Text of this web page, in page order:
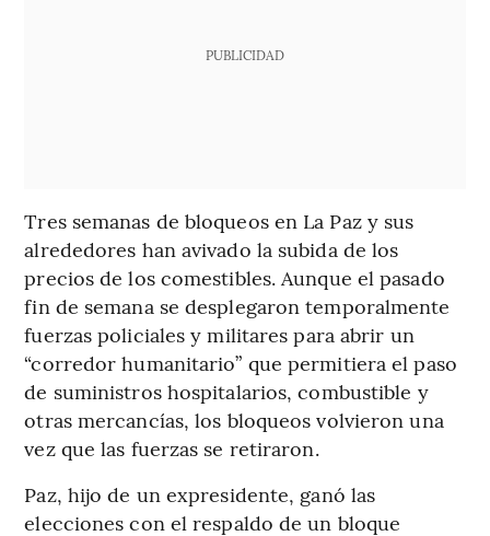
PUBLICIDAD
Tres semanas de bloqueos en La Paz y sus
alrededores han avivado la subida de los
precios de los comestibles. Aunque el pasado
fin de semana se desplegaron temporalmente
fuerzas policiales y militares para abrir un
“corredor humanitario” que permitiera el paso
de suministros hospitalarios, combustible y
otras mercancías, los bloqueos volvieron una
vez que las fuerzas se retiraron.
Paz, hijo de un expresidente, ganó las
elecciones con el respaldo de un bloque